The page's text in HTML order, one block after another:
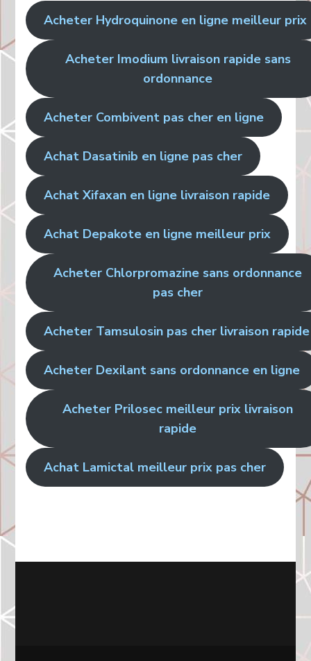
Acheter Hydroquinone en ligne meilleur prix
Acheter Imodium livraison rapide sans
ordonnance
Acheter Combivent pas cher en ligne
Achat Dasatinib en ligne pas cher
Achat Xifaxan en ligne livraison rapide
Achat Depakote en ligne meilleur prix
Acheter Chlorpromazine sans ordonnance
pas cher
Acheter Tamsulosin pas cher livraison rapide
Acheter Dexilant sans ordonnance en ligne
Acheter Prilosec meilleur prix livraison
rapide
Achat Lamictal meilleur prix pas cher